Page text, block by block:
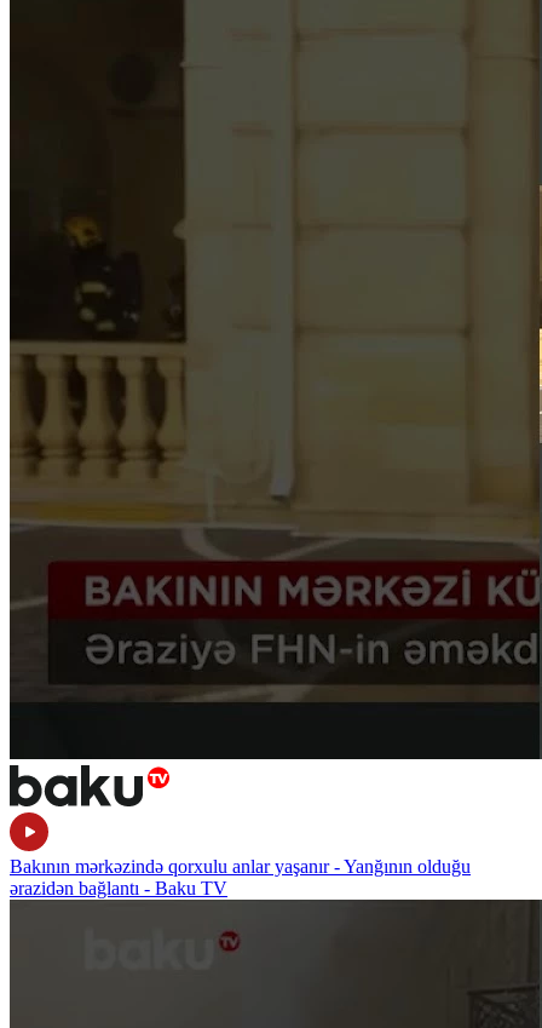
Bakının mərkəzində qorxulu anlar yaşanır - Yanğının olduğu
ərazidən bağlantı - Baku TV